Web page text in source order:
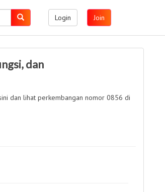
Login Join
dan
dan lihat perkembangan nomor 0856 di